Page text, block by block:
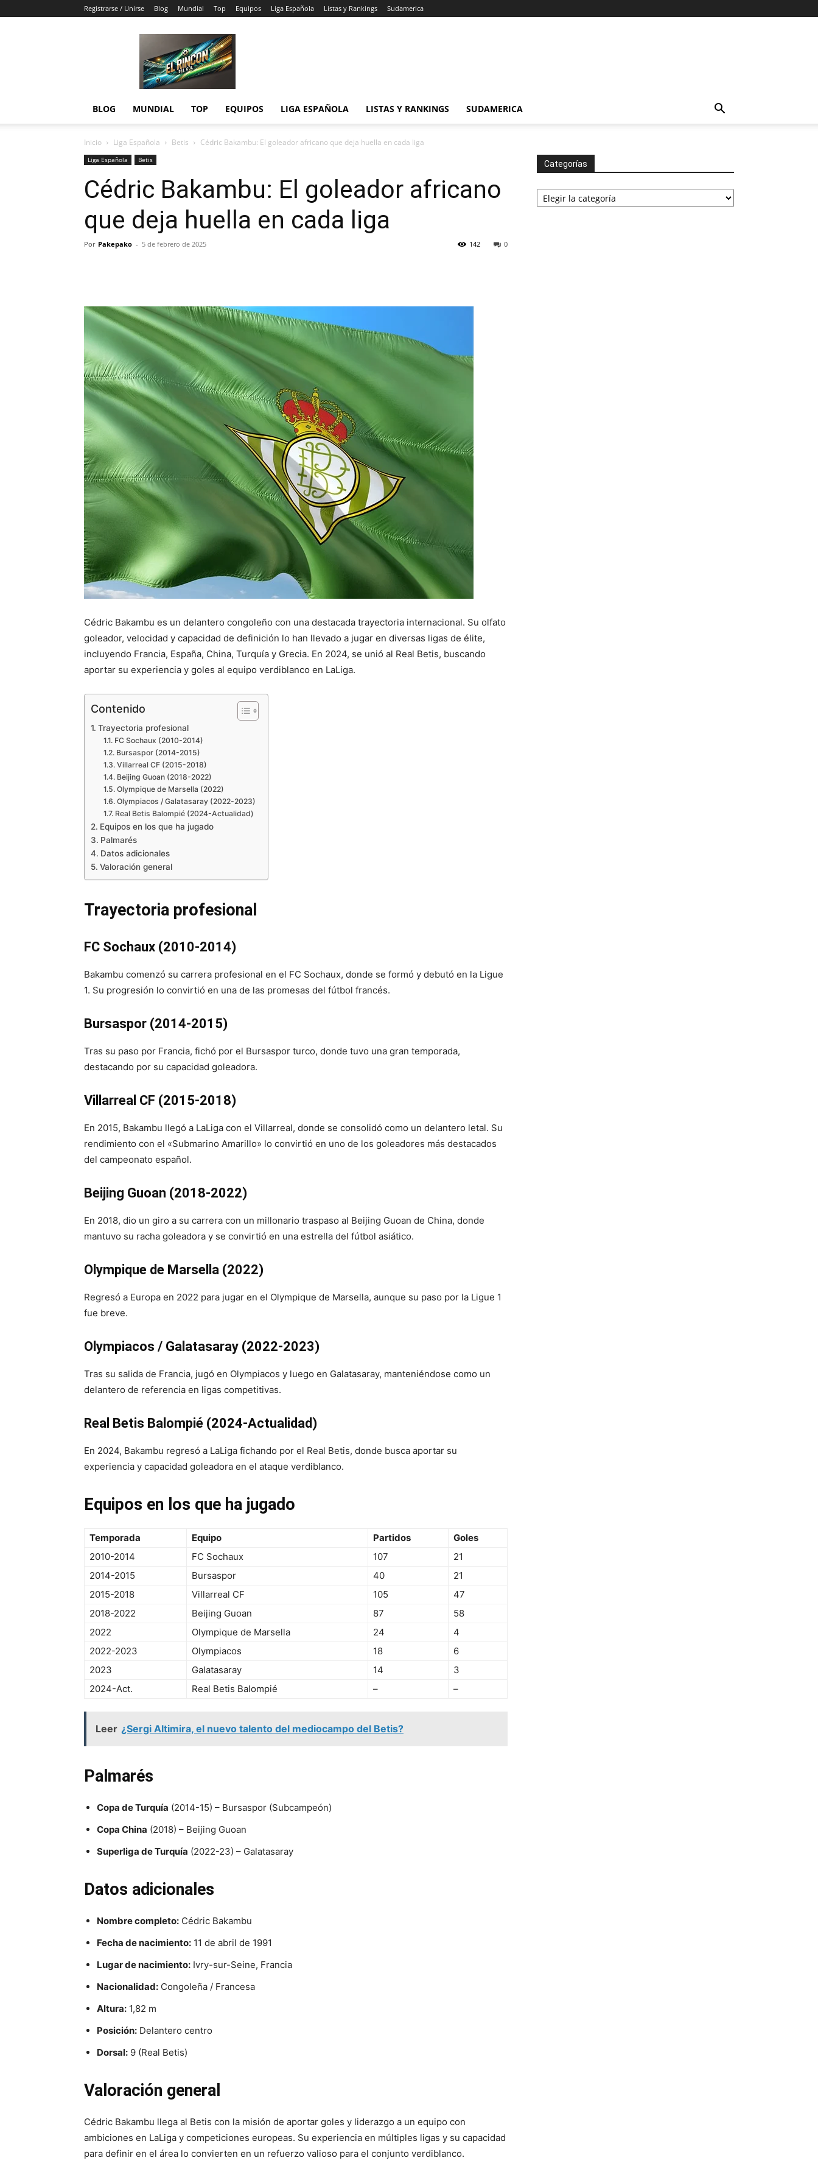
Registrarse / Unirse Blog Mundial Top Equipos Liga Española Listas y Rankings Sudamerica
Rincón
del
Gol
BLOG MUNDIAL TOP EQUIPOS LIGA ESPAÑOLA LISTAS Y RANKINGS SUDAMERICA
Inicio Liga Española Betis Cédric Bakambu: El goleador africano que deja huella en cada liga
Liga Española Betis
Cédric Bakambu: El goleador africano
que deja huella en cada liga
Por Pakepako - 5 de febrero de 2025 0
142
Cédric Bakambu es un delantero congoleño con una destacada trayectoria internacional. Su olfato
goleador, velocidad y capacidad de definición lo han llevado a jugar en diversas ligas de élite,
incluyendo Francia, España, China, Turquía y Grecia. En 2024, se unió al Real Betis, buscando
aportar su experiencia y goles al equipo verdiblanco en LaLiga.
Contenido
Trayectoria profesional
FC Sochaux (2010-2014)
Bursaspor (2014-2015)
Villarreal CF (2015-2018)
Beijing Guoan (2018-2022)
Olympique de Marsella (2022)
Olympiacos / Galatasaray (2022-2023)
Real Betis Balompié (2024-Actualidad)
Equipos en los que ha jugado
Palmarés
Datos adicionales
Valoración general
Trayectoria profesional
FC Sochaux (2010-2014)
Bakambu comenzó su carrera profesional en el FC Sochaux, donde se formó y debutó en la Ligue
1. Su progresión lo convirtió en una de las promesas del fútbol francés.
Bursaspor (2014-2015)
Tras su paso por Francia, fichó por el Bursaspor turco, donde tuvo una gran temporada,
destacando por su capacidad goleadora.
Villarreal CF (2015-2018)
En 2015, Bakambu llegó a LaLiga con el Villarreal, donde se consolidó como un delantero letal. Su
rendimiento con el «Submarino Amarillo» lo convirtió en uno de los goleadores más destacados
del campeonato español.
Beijing Guoan (2018-2022)
En 2018, dio un giro a su carrera con un millonario traspaso al Beijing Guoan de China, donde
mantuvo su racha goleadora y se convirtió en una estrella del fútbol asiático.
Olympique de Marsella (2022)
Regresó a Europa en 2022 para jugar en el Olympique de Marsella, aunque su paso por la Ligue 1
fue breve.
Olympiacos / Galatasaray (2022-2023)
Tras su salida de Francia, jugó en Olympiacos y luego en Galatasaray, manteniéndose como un
delantero de referencia en ligas competitivas.
Real Betis Balompié (2024-Actualidad)
En 2024, Bakambu regresó a LaLiga fichando por el Real Betis, donde busca aportar su
experiencia y capacidad goleadora en el ataque verdiblanco.
Equipos en los que ha jugado
Temporada Equipo Partidos
Goles
2010-2014
FC Sochaux 107
21
2014-2015
Bursaspor 40
21
2015-2018
Villarreal CF 105
47
2018-2022
Beijing Guoan 87
58
2022
Olympique de Marsella 24
4
2022-2023
Olympiacos 18
6
2023
Galatasaray 14
3
2024-Act.
Real Betis Balompié – –
Leer ¿Sergi Altimira, el nuevo talento del mediocampo del Betis?
Palmarés
Copa de Turquía (2014-15) – Bursaspor (Subcampeón)
Copa China (2018) – Beijing Guoan
Superliga de Turquía (2022-23) – Galatasaray
Datos adicionales
Nombre completo: Cédric Bakambu
Fecha de nacimiento: 11 de abril de 1991
Lugar de nacimiento: Ivry-sur-Seine, Francia
Nacionalidad: Congoleña / Francesa
Altura: 1,82 m
Posición: Delantero centro
Dorsal: 9 (Real Betis)
Valoración general
Cédric Bakambu llega al Betis con la misión de aportar goles y liderazgo a un equipo con
ambiciones en LaLiga y competiciones europeas. Su experiencia en múltiples ligas y su capacidad
para definir en el área lo convierten en un refuerzo valioso para el conjunto verdiblanco.
Categorías
Categorías